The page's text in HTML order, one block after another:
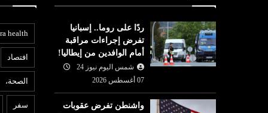
ردًا على روما.. إسبانيا
تفرض إجراءات مراقبة
أمام الوافدين من إيطاليا!
شمس اليوم نيوز 24
07 أغسطس 2026
واشنطن تفرض عقوبات
health
افتصاد
الصحة،
سفر
عربي ودولي